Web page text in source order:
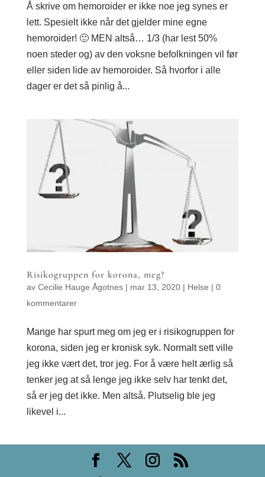
Å skrive om hemoroider er ikke noe jeg synes er
lett. Spesielt ikke når det gjelder mine egne
hemoroider! 🙂 MEN altså… 1/3 (har lest 50%
noen steder og) av den voksne befolkningen vil før
eller siden lide av hemoroider. Så hvorfor i alle
dager er det så pinlig å...
Risikogruppen for korona, meg?
av Cecilie Hauge Ågotnes| mar 13, 2020| Helse | 0
kommentarer
Mange har spurt meg om jeg er i risikogruppen for
korona, siden jeg er kronisk syk. Normalt sett ville
jeg ikke vært det, tror jeg. For å være helt ærlig så
tenker jeg at så lenge jeg ikke selv har tenkt det,
så er jeg det ikke. Men altså. Plutselig ble jeg
likevel i...